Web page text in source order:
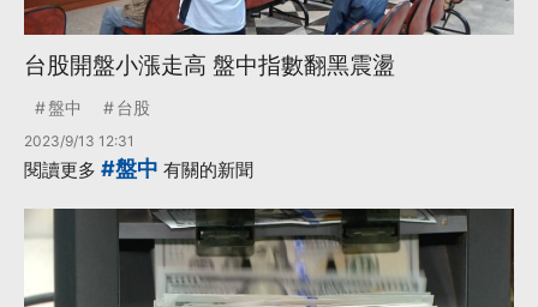
台股開盤小漲走高 盤中指數翻黑震盪
盤中 台股
2023/9/13 12:31
閱讀更多 #盤中 有關的新聞